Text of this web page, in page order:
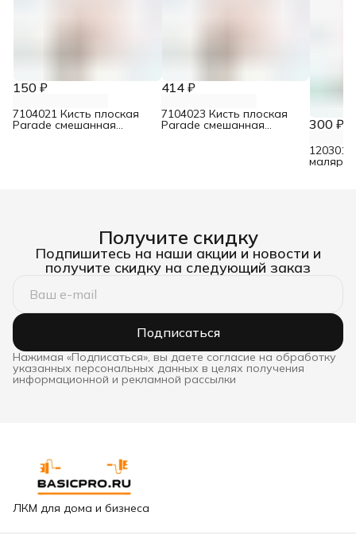
150 ₽
7104021 Кисть плоская
Parade смешанная
414 ₽
7104023 Кисть плоская
Parade смешанная 300 ₽
Получите скидку
Подпишитесь на наши акции и новости и
получите скидку на следующий заказ
Подписаться
Нажимая «Подписаться», вы даете согласие на обработку
указанных персональных данных в целях получения
информационной и рекламной рассылки
ЛКМ для дома и бизнеса